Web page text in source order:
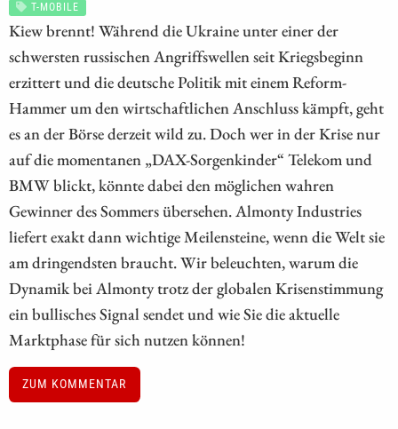
T-MOBILE
Kiew brennt! Während die Ukraine unter einer der
schwersten russischen Angriffswellen seit Kriegsbeginn
erzittert und die deutsche Politik mit einem Reform-
Hammer um den wirtschaftlichen Anschluss kämpft, geht
es an der Börse derzeit wild zu. Doch wer in der Krise nur
auf die momentanen „DAX-Sorgenkinder“ Telekom und
BMW blickt, könnte dabei den möglichen wahren
Gewinner des Sommers übersehen. Almonty Industries
liefert exakt dann wichtige Meilensteine, wenn die Welt sie
am dringendsten braucht. Wir beleuchten, warum die
Dynamik bei Almonty trotz der globalen Krisenstimmung
ein bullisches Signal sendet und wie Sie die aktuelle
Marktphase für sich nutzen können!
ZUM KOMMENTAR